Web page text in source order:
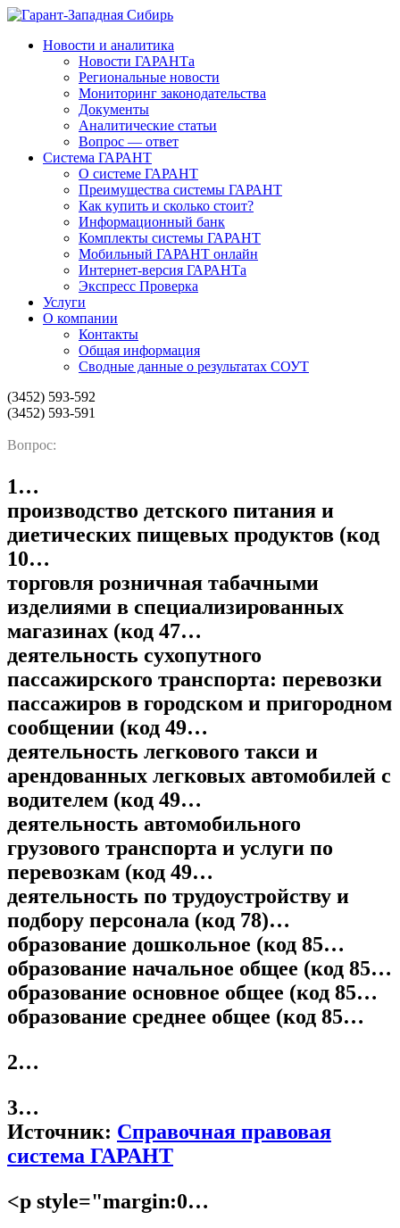
Новости и аналитика
Новости ГАРАНТа
Региональные новости
Мониторинг законодательства
Документы
Аналитические статьи
Вопрос — ответ
Система ГАРАНТ
О системе ГАРАНТ
Преимущества системы ГАРАНТ
Как купить и сколько стоит?
Информационный банк
Комплекты системы ГАРАНТ
Мобильный ГАРАНТ онлайн
Интернет-версия ГАРАНТа
Экспресс Проверка
Услуги
О компании
Контакты
Общая информация
Сводные данные о результатах СОУТ
(3452) 593-592
(3452) 593-591
Вопрос:
1…
производство детского питания и
диетических пищевых продуктов (код
10…
торговля розничная табачными
изделиями в специализированных
магазинах (код 47…
деятельность сухопутного
пассажирского транспорта: перевозки
пассажиров в городском и пригородном
сообщении (код 49…
деятельность легкового такси и
арендованных легковых автомобилей с
водителем (код 49…
деятельность автомобильного
грузового транспорта и услуги по
перевозкам (код 49…
деятельность по трудоустройству и
подбору персонала (код 78)…
образование дошкольное (код 85…
образование начальное общее (код 85…
образование основное общее (код 85…
образование среднее общее (код 85…
2…
3…
Источник: Справочная правовая
система ГАРАНТ
<p style="margin:0…